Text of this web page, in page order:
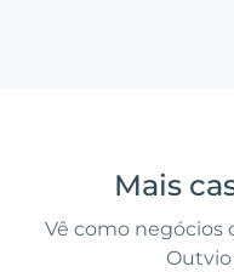
Mais
Vê como negócios
Outvio